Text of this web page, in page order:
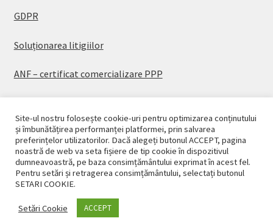
GDPR
Soluționarea litigiilor
ANF – certificat comercializare PPP
© CASAPLANT 2026
Politică de confidențialitate
Site-ul nostru folosește cookie-uri pentru optimizarea conținutului
și îmbunătățirea performanței platformei, prin salvarea
preferințelor utilizatorilor. Dacă alegeți butonul ACCEPT, pagina
noastră de web va seta fișiere de tip cookie în dispozitivul
dumneavoastră, pe baza consimțământului exprimat în acest fel.
Pentru setări și retragerea consimțământului, selectați butonul
SETARI COOKIE.
Setări Cookie ACCEPT